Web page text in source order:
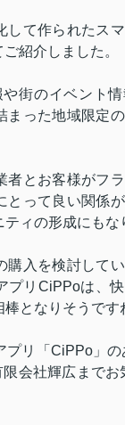
して作られたス
ご紹介しました。
街のイベント
まった地域限定
者とお客様がフ
とって良い関係
ィの形成にもな
購入を検討してい
プリ CiPPoは、
となりそうです
プリ「 CiPPo」の
会社輝広までお